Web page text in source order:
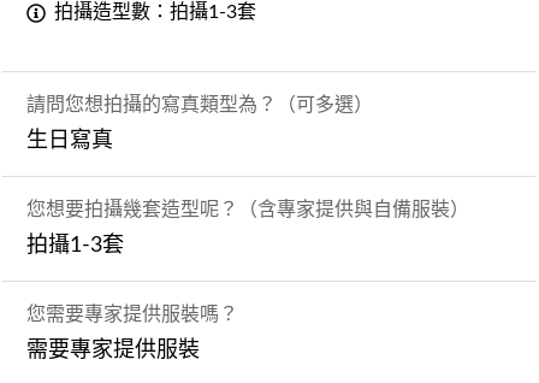
拍攝造型數：拍攝1-3套
請問您想拍攝的寫真類型為？（可多選）
生日寫真
您想要拍攝幾套造型呢？（含專家提供與自備服裝）
拍攝1-3套
您需要專家提供服裝嗎？
需要專家提供服裝